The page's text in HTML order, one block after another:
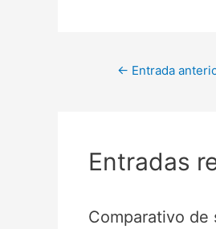
← Entrada
Entradas
Comparativo de